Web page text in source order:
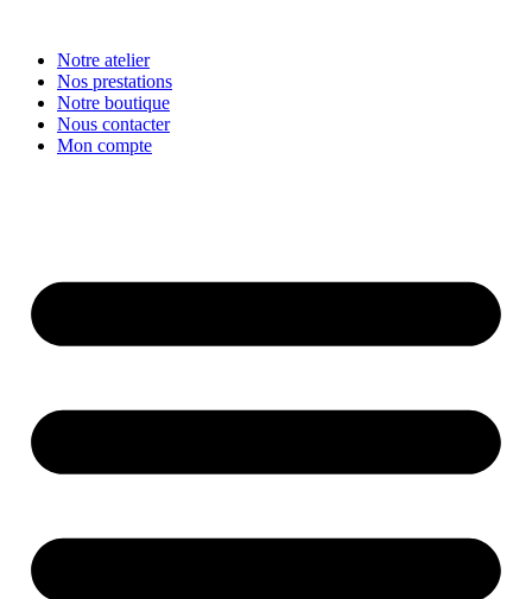
contenuNotre atelier
Nos prestations
Notre boutique
Nous contacter
Mon compte